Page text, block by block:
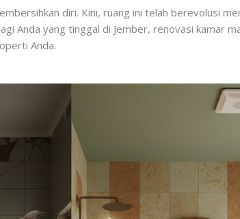
diri. Kini, ruang ini telah berevolusi
Anda yang tinggal di Jember, renovasi kamar
Anda.